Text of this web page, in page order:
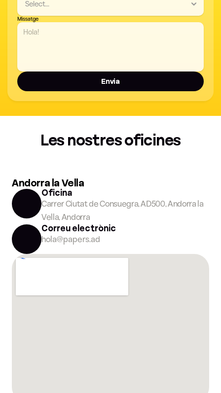
Missatge
Envia
Les nostres oficines
Andorra la Vella
Oficina
Carrer Ciutat de Consuegra, AD500, Andorra la
Vella, Andorra
Correu electrònic
hola@papers.ad